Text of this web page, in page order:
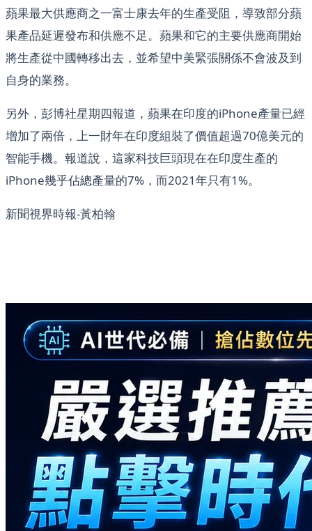
蘋果最大供應商之一富士康去年的生產受阻，導致部分蘋
果產品延遲發布和供應不足。蘋果和它的主要供應商開始
將生產從中國轉移出去，並希望中美緊張關係不會波及到
自身的業務。
另外，彭博社星期四報道，蘋果在印度的iPhone產量已經
增加了兩倍，上一財年在印度組裝了價值超過70億美元的
智能手機。報道說，這家科技巨頭現在在印度生產的
iPhone幾乎佔總產量的7%，而2021年只有1%。
新聞視界時報-黃柏翰